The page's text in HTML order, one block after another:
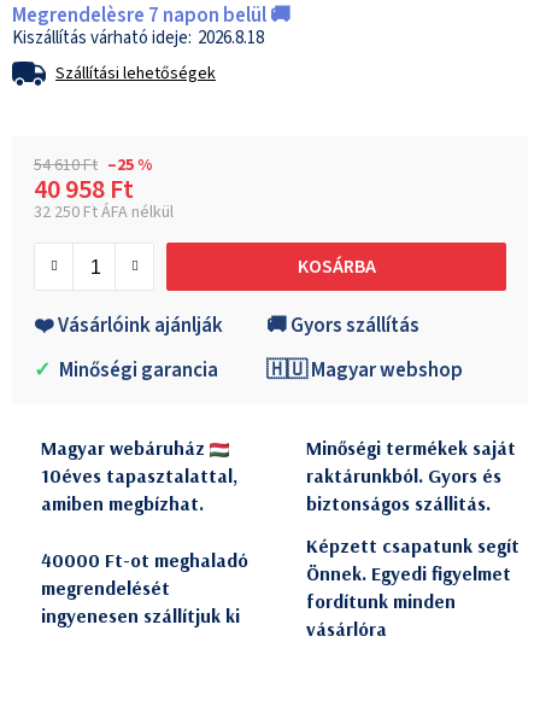
Megrendelèsre 7 napon belül 🚚
2026.8.18
Szállítási lehetőségek
54 610 Ft –25 %
40 958 Ft
32 250 Ft ÁFA nélkül
KOSÁRBA
❤️ Vásárlóink ajánlják
🚚 Gyors szállítás
✓ Minőségi garancia 🇭🇺 Magyar webshop
Magyar webáruház
10éves tapasztalattal,
amiben megbízhat.
Minőségi termékek saját
raktárunkból. Gyors és
biztonságos szállitás.
40000 Ft-ot meghaladó
megrendelését
ingyenesen szállítjuk ki
Képzett csapatunk segít
Önnek. Egyedi figyelmet
fordítunk minden
vásárlóra